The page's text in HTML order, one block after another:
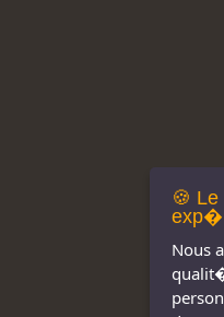
🍪
Nous